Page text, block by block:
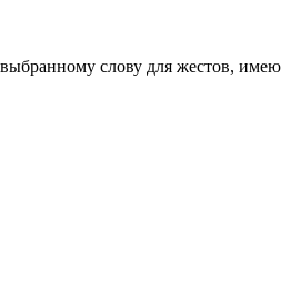
слову для жестов,